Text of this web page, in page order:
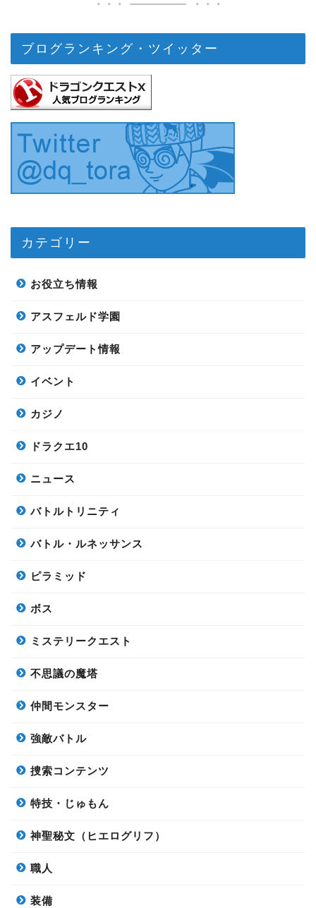
ブログランキング・ツイッター
カテゴリー
お役立ち情報
アスフェルド学園
アップデート情報
イベント
カジノ
ドラクエ10
ニュース
バトルトリニティ
バトル・ルネッサンス
ピラミッド
ボス
ミステリークエスト
不思議の魔塔
仲間モンスター
強敵バトル
捜索コンテンツ
特技・じゅもん
神聖秘文（ヒエログリフ）
職人
装備